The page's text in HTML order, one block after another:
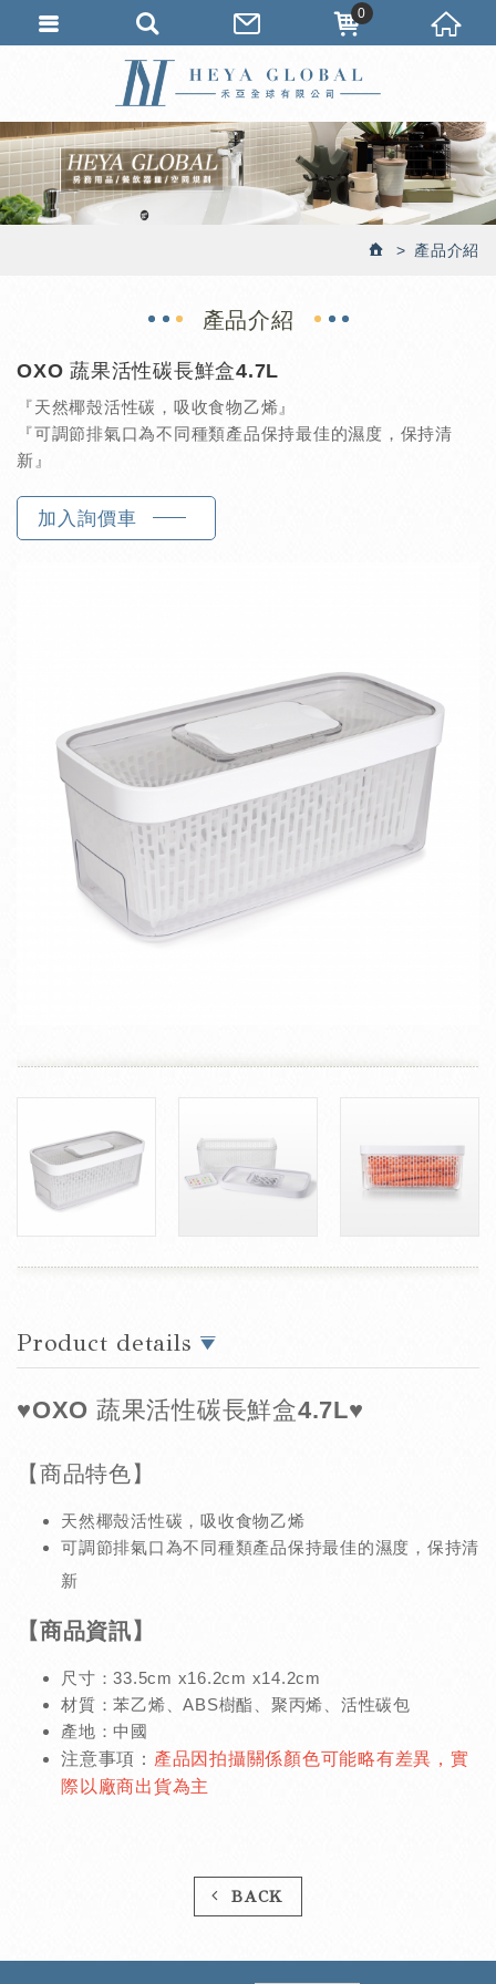
產品介紹
產品介紹
OXO 蔬果活性碳長鮮盒4.7L
『天然椰殼活性碳，吸收食物乙烯』
『可調節排氣口為不同種類產品保持最佳的濕度，保持清
新』
加入詢價車
Product details
♥OXO 蔬果活性碳長鮮盒4.7L♥
【商品特色】
天然椰殼活性碳，吸收食物乙烯
可調節排氣口為不同種類產品保持最佳的濕度，保持清
新
【商品資訊】
尺寸：33.5cm x16.2cm x14.2cm
材質：苯乙烯、ABS樹酯、聚丙烯、活性碳包
產地：中國
注意事項： 產品因拍攝關係顏色可能略有差異，實
際以廠商出貨為主
BACK
0